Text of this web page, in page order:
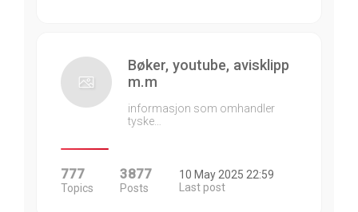
Bøker, youtube, avisklipp
m.m
informasjon som omhandler
tyske…
777
Topics
3877
Posts
10 May 2025 22:59
Last post